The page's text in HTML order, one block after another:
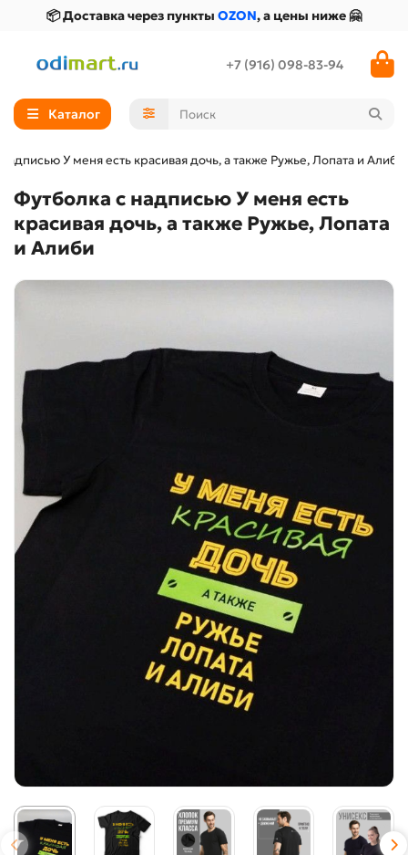
📦 Доставка через пункты OZON, а цены ниже 🤗
+7 (916) 098-83-94
Каталог
У меня есть красивая дочь, а также Ружье, Лопата и Алиби
Футболка с надписью У меня есть
красивая дочь, а также Ружье, Лопата
и Алиби